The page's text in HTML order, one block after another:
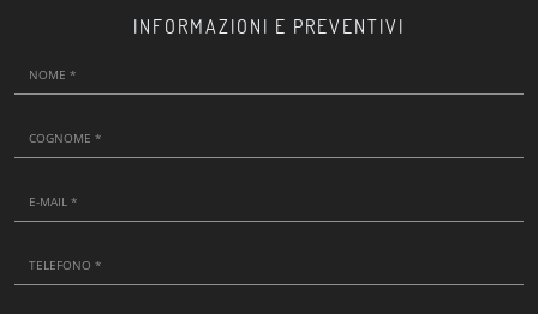
INFORMAZIONI E PREVENTIVI